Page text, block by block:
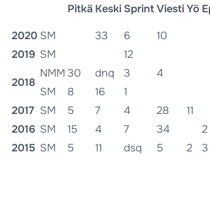
Pitkä Keski SprintViestiYö
2020 SM 33 6
10
2019 SM 12
2018
NMM 30 dnq 3
4
SM
8 16 1
2017 SM 5 7 4 28
11
2016 SM 15 4 7 34
2
2015 SM 5 11 dsq 5 2 3